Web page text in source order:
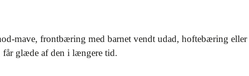
mave, frontbæring med barnet vendt udad, hoftebæring
får glæde af den i længere tid.